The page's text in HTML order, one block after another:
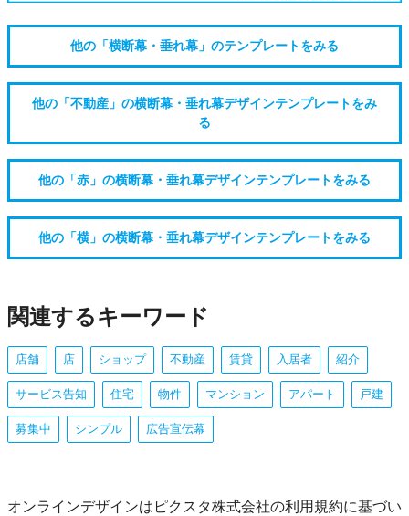
他の「横断幕・垂れ幕」のテンプレートをみる
他の「不動産」の横断幕・垂れ幕デザインテンプレートをみ
る
他の「赤」の横断幕・垂れ幕デザインテンプレートをみる
他の「横」の横断幕・垂れ幕デザインテンプレートをみる
関連するキーワード
店舗 店 ショップ 不動産 賃貸 入居者 紹介
サービス告知 住宅 物件 マンション アパート 戸建
募集中 シンプル 広告宣伝幕
オンラインデザインはピクスタ株式会社の利用規約に基づい